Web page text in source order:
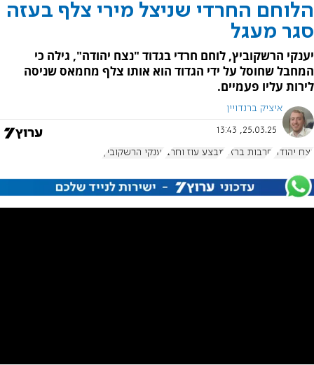
הלוחם החרדי שניצל מירי צלף בעזה
סגר מעגל
יענקי הרשקוביץ, לוחם חרדי בגדוד "נצח יהודה", גילה כי
המחבל שחוסל על ידי הגדוד הוא אותו צלף מחמאס שניסה
לירות עליו פעמיים.
איציק ברנדויין
25.03.25, 13:43
נצח יהודה חרבות ברזל מבצע עוז וחרב יענקי הרשקוביץ